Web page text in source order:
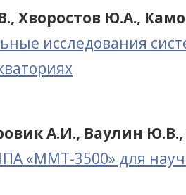
Хворостов Ю.А.,
исследования
А.И., Ваулин
«ММТ-3500» для